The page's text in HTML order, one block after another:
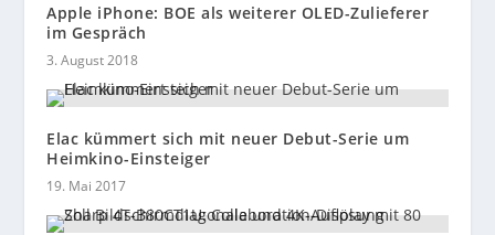
Apple iPhone: BOE als weiterer OLED-Zulieferer
im Gespräch
3. August 2018
Elac kümmert sich mit neuer Debut-Serie um
Heimkino-Einsteiger
19. Mai 2017